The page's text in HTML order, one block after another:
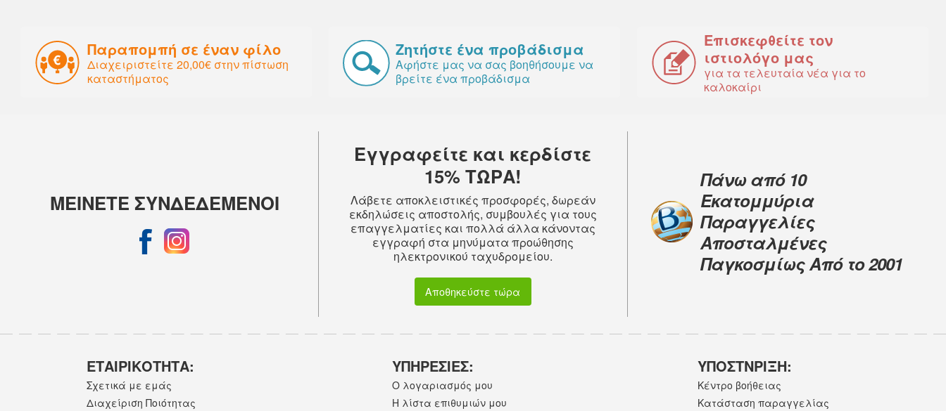
Παραπομπή σε έναν φίλο
Διαχειριστείτε 20,00€ στην πίστωση
καταστήματος
Ζητήστε ένα προβάδισμα
Αφήστε μας να σας βοηθήσουμε να
βρείτε ένα προβάδισμα
Επισκεφθείτε τον
ιστιολόγο μας
για τα τελευταία νέα για το
καλοκαίρι
ΜΕΙΝΕΤΕ ΣΥΝΔΕΔΕΜΕΝΟΙ
Εγγραφείτε και κερδίστε
15% ΤΩΡΑ!
Λάβετε αποκλειστικές προσφορές, δωρεάν
εκδηλώσεις αποστολής, συμβουλές για τους
επαγγελματίες και πολλά άλλα κάνοντας
εγγραφή στα μηνύματα προώθησης
ηλεκτρονικού ταχυδρομείου.
Αποθηκεύστε τώρα
Πάνω από 10
Εκατομμύρια
Παραγγελίες
Αποσταλμένες
Παγκοσμίως Από το 2001
ΕΤΑΙΡΙΚOΤΗΤΑ:
Σχετικά με εμάς
Διαχείριση Ποιότητας
ΥΠΗΡΕΣΙΕΣ:
Ο λογαριασμός μου
Η λίστα επιθυμιών μου
ΥΠΟΣΤNΡΙΞΗ:
Κέντρο βοήθειας
Κατάσταση παραγγελίας